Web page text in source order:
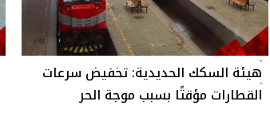
هيئة السكك الحديدية: تخفيض سرعات
القطارات مؤقتًا بسبب موجة الحر